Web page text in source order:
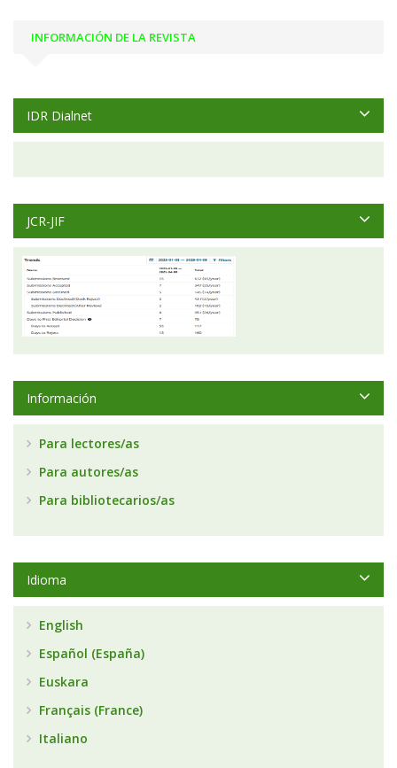
INFORMACIÓN DE LA REVISTA
IDR Dialnet
JCR-JIF
Información
Para lectores/as
Para autores/as
Para bibliotecarios/as
Idioma
English
Español (España)
Euskara
Français (France)
Italiano